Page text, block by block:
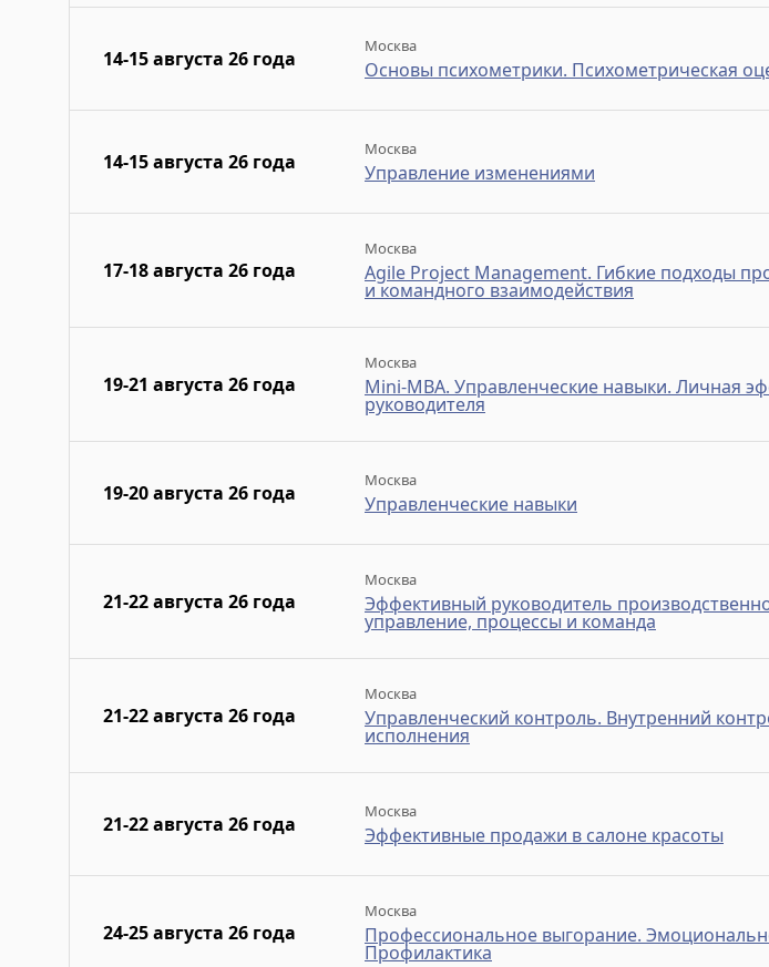
14-15 августа 26 года
Москва
Основы психометрики. Психометрическая
14-15 августа 26 года
Москва
Управление изменениями
17-18 августа 26 года
Москва
Agile Project Management. Гибкие подходы
и командного взаимодействия
19-21 августа 26 года
Москва
Mini-MBA. Управленческие навыки. Личная
руководителя
19-20 августа 26 года
Москва
Управленческие навыки
21-22 августа 26 года
Москва
Эффективный руководитель
управление, процессы и команда
21-22 августа 26 года
Москва
Управленческий контроль. Внутренний
исполнения
21-22 августа 26 года
Москва
Эффективные продажи в салоне красоты
24-25 августа 26 года
Москва
Профессиональное выгорание.
Профилактика